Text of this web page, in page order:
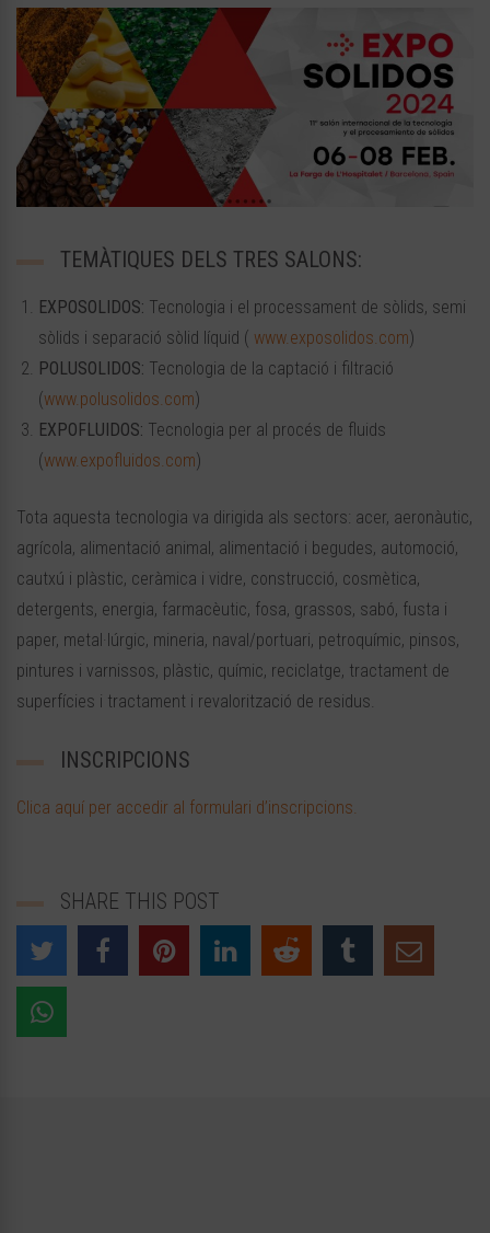
TEMÀTIQUES DELS TRES SALONS:
EXPOSOLIDOS: Tecnologia i el processament de sòlids, semi
sòlids i separació sòlid líquid ( www.exposolidos.com)
POLUSOLIDOS: Tecnologia de la captació i filtració
(www.polusolidos.com)
EXPOFLUIDOS: Tecnologia per al procés de fluids
(www.expofluidos.com)
Tota aquesta tecnologia va dirigida als sectors: acer, aeronàutic,
agrícola, alimentació animal, alimentació i begudes, automoció,
cautxú i plàstic, ceràmica i vidre, construcció, cosmètica,
detergents, energia, farmacèutic, fosa, grassos, sabó, fusta i
paper, metal·lúrgic, mineria, naval/portuari, petroquímic, pinsos,
pintures i varnissos, plàstic, químic, reciclatge, tractament de
superfícies i tractament i revalorització de residus.
INSCRIPCIONS
Clica aquí per accedir al formulari d’inscripcions.
SHARE THIS POST